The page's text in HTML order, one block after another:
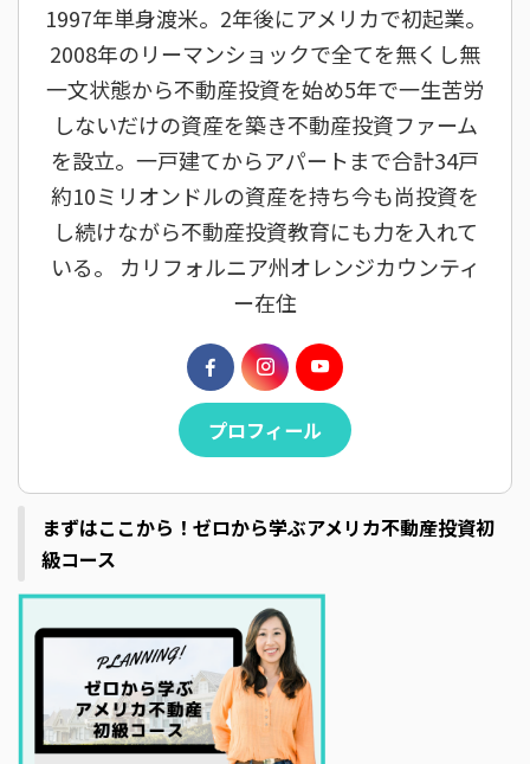
1997年単身渡米。2年後にアメリカで初起業。
2008年のリーマンショックで全てを無くし無
一文状態から不動産投資を始め5年で一生苦労
しないだけの資産を築き不動産投資ファーム
を設立。一戸建てからアパートまで合計34戸
約10ミリオンドルの資産を持ち今も尚投資を
し続けながら不動産投資教育にも力を入れて
いる。 カリフォルニア州オレンジカウンティ
ー在住
プロフィール
まずはここから！ゼロから学ぶアメリカ不動産投資初
級コース